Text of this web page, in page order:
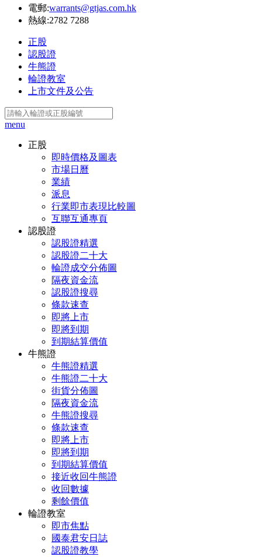
電郵:warrants@gtjas.com.hk
熱線:2782 7288
正股
認股證
牛熊證
輪證教室
上市文件及公告
menu
正股
即時價格及圖表
市場日曆
業績
派息
行業即市表現比較圖
互聯互通專頁
認股證
認股證精選
認股證二十大
輪證成交分佈圖
隔夜資金流
認股證搜尋
條款速查
即將上市
即將到期
到期結算價值
牛熊證
牛熊證精選
牛熊證二十大
街貨分佈圖
隔夜資金流
牛熊證搜尋
條款速查
即將上市
即將到期
到期結算價值
接近收回牛熊證
收回數據
剩餘價值
輪證教室
即市焦點
國泰君安日誌
認股證教學